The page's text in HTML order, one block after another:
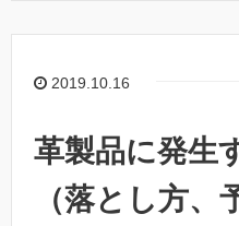
2019.10.16
革製品に発生
（落とし方、